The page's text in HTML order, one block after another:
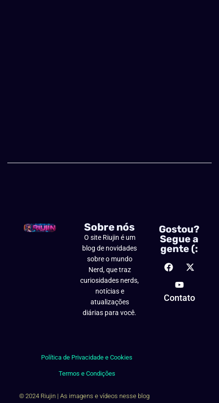
Sobre nós
O site Riujin é um
blog de novidades
sobre o mundo
Nerd, que traz
curiosidades nerds,
notícias e
atualizações
diárias para você.
Gostou?
Segue a
gente (:
Contato
Política de Privacidade e Cookies
Termos e Condições
© 2024 Riujin | As imagens e vídeos nesse blog